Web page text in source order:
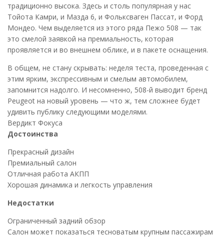
традиционно высока. Здесь и столь популярная у нас
Тойота Камри, и Мазда 6, и Фольксваген Пассат, и Форд
Мондео. Чем выделяется из этого ряда Пежо 508 — так
это смелой заявкой на премиальность, которая
проявляется и во внешнем облике, и в пакете оснащения.
В общем, не стану скрывать: неделя теста, проведенная с
этим ярким, экспрессивным и смелым автомобилем,
запомнится надолго. И несомненно, 508-й выводит бренд
Peugeot на новый уровень — что ж, тем сложнее будет
удивить публику следующими моделями.
Вердикт Фокуса
Достоинства
Прекрасный дизайн
Премиальный салон
Отличная работа АКПП
Хорошая динамика и легкость управления
Недостатки
Ограниченный задний обзор
Салон может показаться тесноватым крупным пассажирам